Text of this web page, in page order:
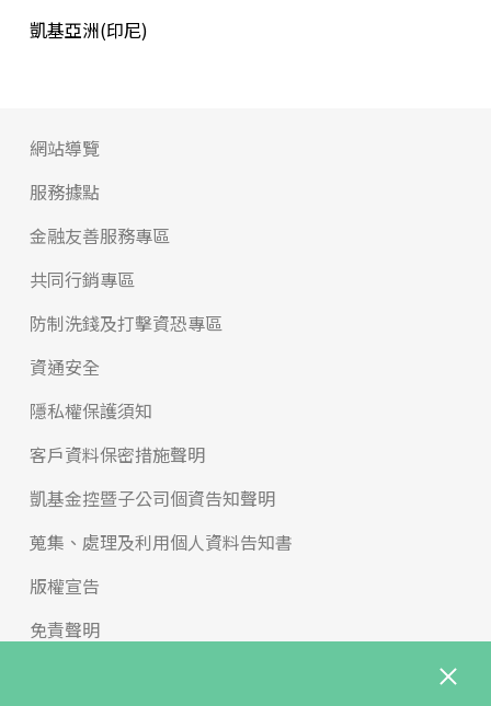
凱基亞洲(印尼)
網站導覽
服務據點
金融友善服務專區
共同行銷專區
防制洗錢及打擊資恐專區
資通安全
隱私權保護須知
客戶資料保密措施聲明
凱基金控暨子公司個資告知聲明
蒐集、處理及利用個人資料告知書
版權宣告
免責聲明